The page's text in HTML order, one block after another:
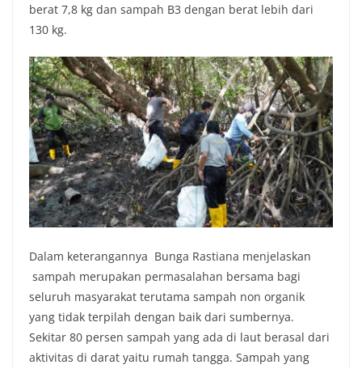
berat 7,8 kg dan sampah B3 dengan berat lebih dari
130 kg.
Dalam keterangannya Bunga Rastiana menjelaskan
sampah merupakan permasalahan bersama bagi
seluruh masyarakat terutama sampah non organik
yang tidak terpilah dengan baik dari sumbernya.
Sekitar 80 persen sampah yang ada di laut berasal dari
aktivitas di darat yaitu rumah tangga. Sampah yang